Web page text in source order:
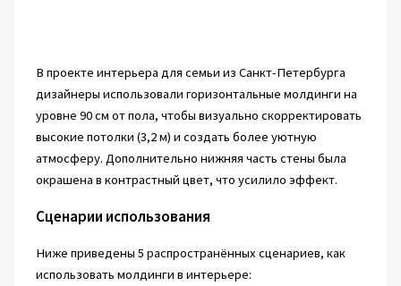
В проекте интерьера для семьи из Санкт-Петербурга
дизайнеры использовали горизонтальные молдинги на
уровне 90 см от пола, чтобы визуально скорректировать
высокие потолки (3,2 м) и создать более уютную
атмосферу. Дополнительно нижняя часть стены была
окрашена в контрастный цвет, что усилило эффект.
Сценарии использования
Ниже приведены 5 распространённых сценариев, как
использовать молдинги в интерьере: